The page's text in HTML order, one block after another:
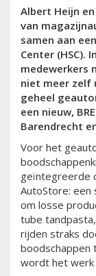
Albert Heijn
van
samen aan
Center (HSC).
medewerkers
niet meer zelf
geheel
een nieuw,
Barendrecht
Voor het
geïntegreerde
AutoStore:
om losse
tube
rijden straks
boodschappen
wordt het werk